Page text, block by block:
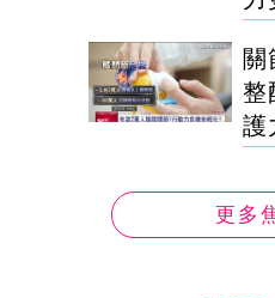
關
整
護
更多